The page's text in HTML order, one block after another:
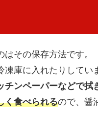
その保存方法です。
庫に入れたりしてい
チンペーパーなどで拭
く食べられるので、醤